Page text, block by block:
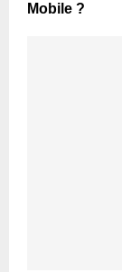
Mobile ?